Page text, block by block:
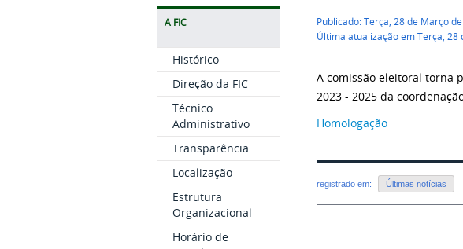
A FIC
Histórico
Direção da FIC
Técnico
Administrativo
Transparência
Localização
Estrutura
Organizacional
Horário de
Publicado: Terça, 28 de Março
Última atualização em Terça, 28
A comissão eleitoral torna
2023 - 2025 da
Homologação
registrado em: Últimas notícias